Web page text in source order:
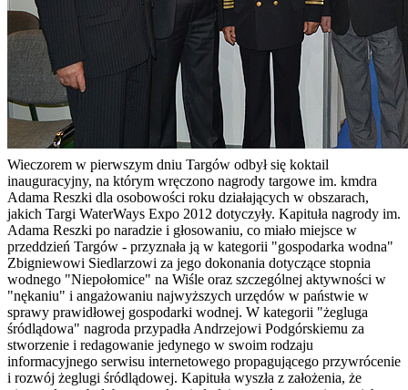
Wieczorem w pierwszym dniu Targów odbył się koktail
inauguracyjny, na którym wręczono nagrody targowe im. kmdra
Adama Reszki dla osobowości roku działających w obszarach,
jakich Targi WaterWays Expo 2012 dotyczyły. Kapituła nagrody im.
Adama Reszki po naradzie i głosowaniu, co miało miejsce w
przeddzień Targów - przyznała ją w kategorii "gospodarka wodna"
Zbigniewowi Siedlarzowi za jego dokonania dotyczące stopnia
wodnego "Niepołomice" na Wiśle oraz szczególnej aktywności w
"nękaniu" i angażowaniu najwyższych urzędów w państwie w
sprawy prawidłowej gospodarki wodnej. W kategorii "żegluga
śródlądowa" nagroda przypadła Andrzejowi Podgórskiemu za
stworzenie i redagowanie jedynego w swoim rodzaju
informacyjnego serwisu internetowego propagującego przywrócenie
i rozwój żeglugi śródlądowej. Kapituła wyszła z założenia, że